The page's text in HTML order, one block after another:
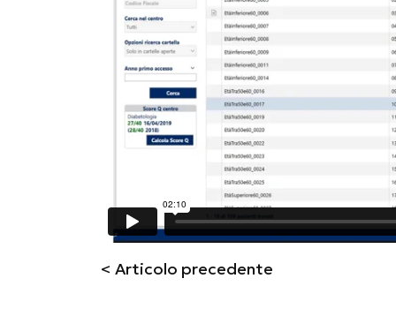
< Articolo precedente